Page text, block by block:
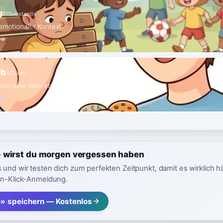
B1Substantiv
Kontext
→
A2Verb
eine Idee ablehnen
wirst du morgen vergessen haben
und wir testen dich zum perfekten Zeitpunkt, damit es wirklich
Klick-Anmeldung.
speichern — Kostenlos